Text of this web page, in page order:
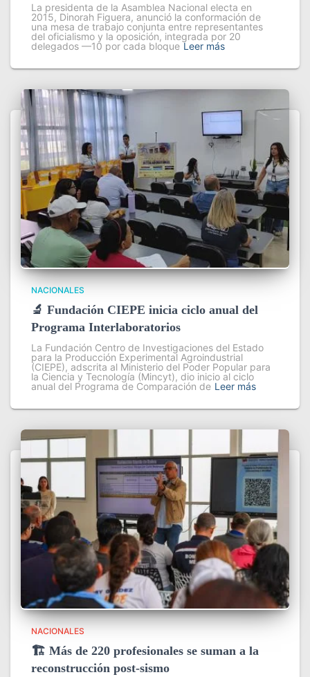
La presidenta de la Asamblea Nacional electa en
2015, Dinorah Figuera, anunció la conformación de
una mesa de trabajo conjunta entre representantes
del oficialismo y la oposición, integrada por 20
delegados —10 por cada bloque Leer más
NACIONALES
🔬 Fundación CIEPE inicia ciclo anual del
Programa Interlaboratorios
La Fundación Centro de Investigaciones del Estado
para la Producción Experimental Agroindustrial
(CIEPE), adscrita al Ministerio del Poder Popular para
la Ciencia y Tecnología (Mincyt), dio inicio al ciclo
anual del Programa de Comparación de Leer más
NACIONALES
🏗️ Más de 220 profesionales se suman a la
reconstrucción post-sismo